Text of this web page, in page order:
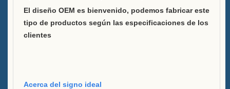
Caso
Cubo de hielo cuadrado LED
caja D X
El diseño OEM es bienvenido, podemos fabricar este
tipo de productos según las especificaciones de los
clientes
Acerca del signo ideal